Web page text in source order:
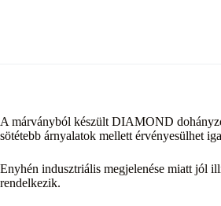
A márványból készült DIAMOND
sötétebb árnyalatok mellett érvényesülhet
Enyhén indusztriális megjelenése miatt jól
rendelkezik.